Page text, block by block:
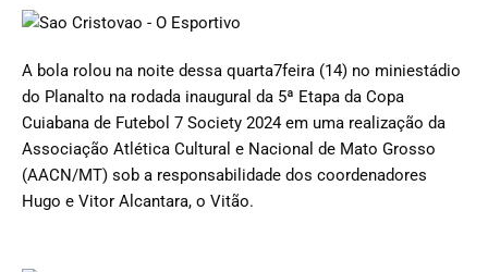
A bola rolou na noite dessa quarta7feira (14) no miniestádio
do Planalto na rodada inaugural da 5ª Etapa da Copa
Cuiabana de Futebol 7 Society 2024 em uma realização da
Associação Atlética Cultural e Nacional de Mato Grosso
(AACN/MT) sob a responsabilidade dos coordenadores
Hugo e Vitor Alcantara, o Vitão.